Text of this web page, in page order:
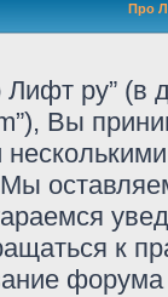
Про
ру”
Вы
к